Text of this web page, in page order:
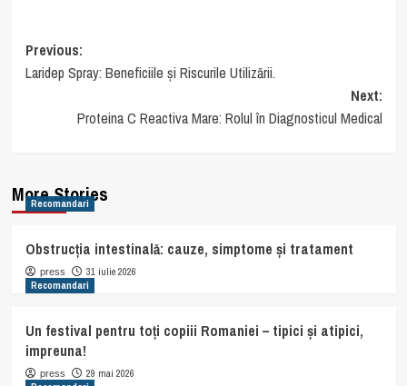
Post
navigation
Previous:
Laridep Spray: Beneficiile și Riscurile Utilizării.
Next:
Proteina C Reactiva Mare: Rolul în Diagnosticul Medical
More Stories
Recomandari
Obstrucția intestinală: cauze, simptome și tratament
press
31 iulie 2026
Recomandari
Un festival pentru toți copiii Romaniei – tipici și atipici,
impreuna!
press
29 mai 2026